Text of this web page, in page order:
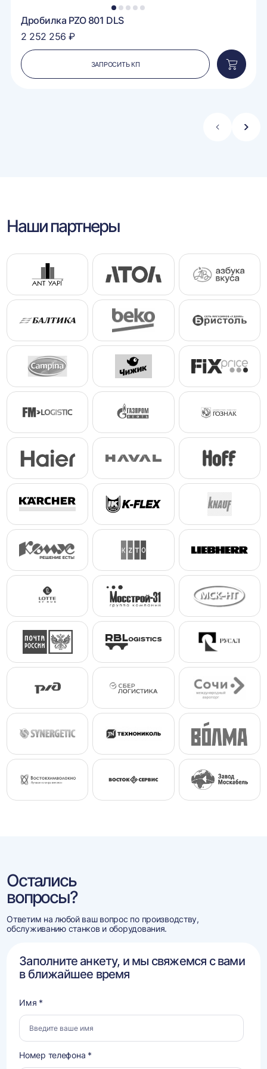
1 2 3 4 5
Дробилка PZO 801 DLS
2 252 256 ₽
ЗАПРОСИТЬ КП
в
Стрелка
Наши партнеры
Остались
вопросы?
Ответим на любой ваш вопрос по производству,
обслуживанию станков и оборудования.
Заполните анкету, и мы свяжемся с вами
в ближайшее время
Имя *
Номер телефона *